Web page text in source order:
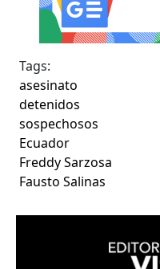
Tags:
asesinato
detenidos
sospechosos
Ecuador
Freddy Sarzosa
Fausto Salinas